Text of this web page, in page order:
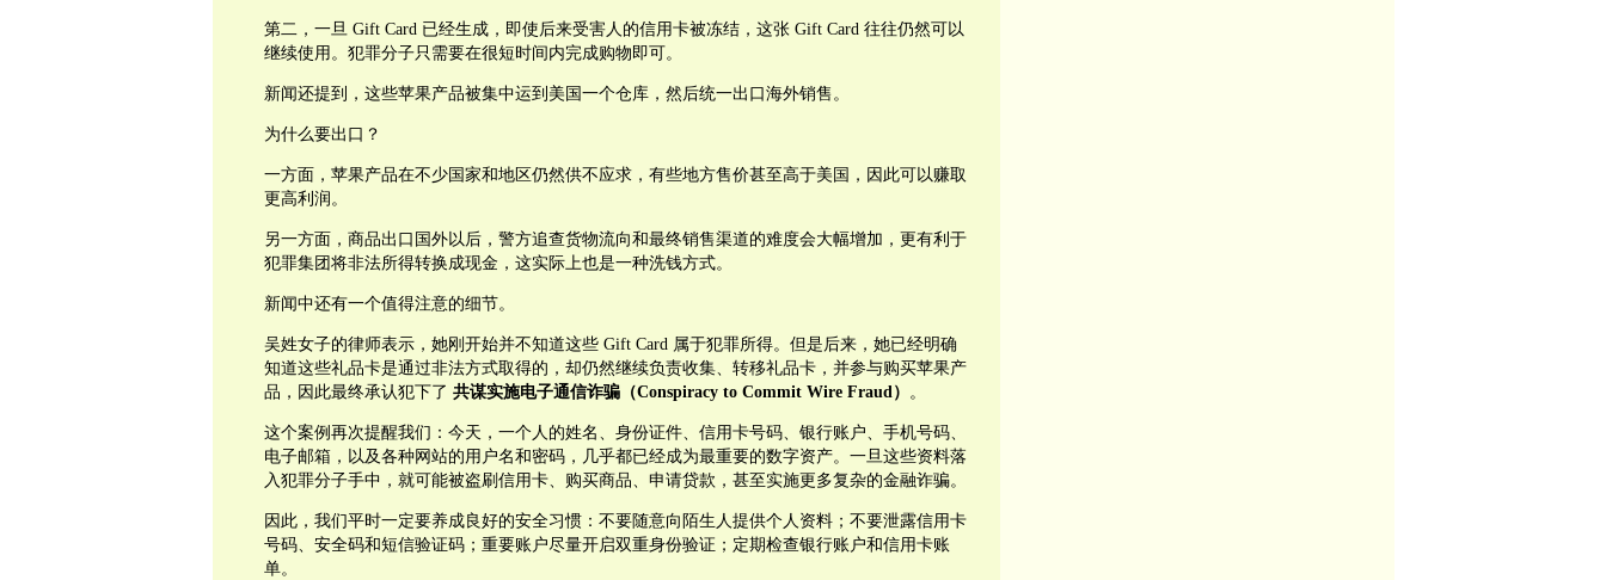
第二，一旦 Gift Card 已经生成，即使后来受害人的信用卡被冻结，这张 Gift Card 往往仍然可以
继续使用。犯罪分子只需要在很短时间内完成购物即可。
新闻还提到，这些苹果产品被集中运到美国一个仓库，然后统一出口海外销售。
为什么要出口？
一方面，苹果产品在不少国家和地区仍然供不应求，有些地方售价甚至高于美国，因此可以赚取
更高利润。
另一方面，商品出口国外以后，警方追查货物流向和最终销售渠道的难度会大幅增加，更有利于
犯罪集团将非法所得转换成现金，这实际上也是一种洗钱方式。
新闻中还有一个值得注意的细节。
吴姓女子的律师表示，她刚开始并不知道这些 Gift Card 属于犯罪所得。但是后来，她已经明确
知道这些礼品卡是通过非法方式取得的，却仍然继续负责收集、转移礼品卡，并参与购买苹果产
品，因此最终承认犯下了 共谋实施电子通信诈骗（Conspiracy to Commit Wire Fraud） 。
这个案例再次提醒我们：今天，一个人的姓名、身份证件、信用卡号码、银行账户、手机号码、
电子邮箱，以及各种网站的用户名和密码，几乎都已经成为最重要的数字资产。一旦这些资料落
入犯罪分子手中，就可能被盗刷信用卡、购买商品、申请贷款，甚至实施更多复杂的金融诈骗。
因此，我们平时一定要养成良好的安全习惯：不要随意向陌生人提供个人资料；不要泄露信用卡
号码、安全码和短信验证码；重要账户尽量开启双重身份验证；定期检查银行账户和信用卡账
单。